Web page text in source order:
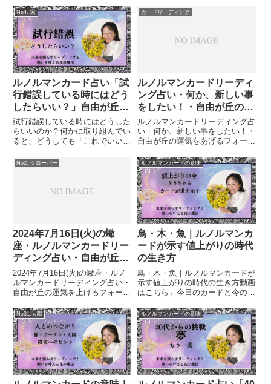
No4. 家
ルノルマンカード占い「試
行錯誤している時にはどう
したらいい？」自由が丘の
運気を上げるフォーチュン
フラワー&カードセラピス
ト
試行錯誤している時にはどうした
らいいのか？何かに取り組んでい
ると、どうしても「これでいいの
のでは？」と迷うことがあります
よね。そんな時にルノルマンカー
た。動画はこちら←月（試行錯
カードリーディング
ルノルマンカードリーディ
ング占い・何か、新しい事
をしたい！・自由が丘の運
気をあげるフォーチュンフ
ラワー＆カードセラピスト
ルノルマンカードリーディング占
い・何か、新しい事をしたい！・
自由が丘の運気をあげるフォーチ
同年代の方が多いのか？最近よく
聞かれます。現在、お仕事をされ
ているけれど「何か新しい事をし
たい」との事で、見てみました。
No2. クローバー
2024年7月16日(火)の蠍
座・ルノルマンカードリー
ディング占い・自由が丘の
運気を上げるフォーチュン
フラワー&カードセラピス
ト
2024年7月16日(火)の蠍座・ルノ
ルマンカードリーディング占い・
自由が丘の運気を上げるフォーチ
蠍座（10月23日～11月21日）性
格: 蠍座は情熱的で神秘的、内向
的な魅力を持っています。強い意
志と直感力があ...
ルノルマンカードの意味
鳥・木・魚｜ルノルマンカ
ードが示す値上がりの時代
の生き方
鳥・木・魚｜ルノルマンカードが
示す値上がりの時代の生き方動画
はこちら←今日のカードと今の空
マまず、今日のルノルマンカード
は「鳥・木・魚」。鳥はニュース
や世の中の声。木はゆっくり育つ
価値や信頼。魚はお金の流れや
経...
No31.太陽 ルノルマンカードの意味